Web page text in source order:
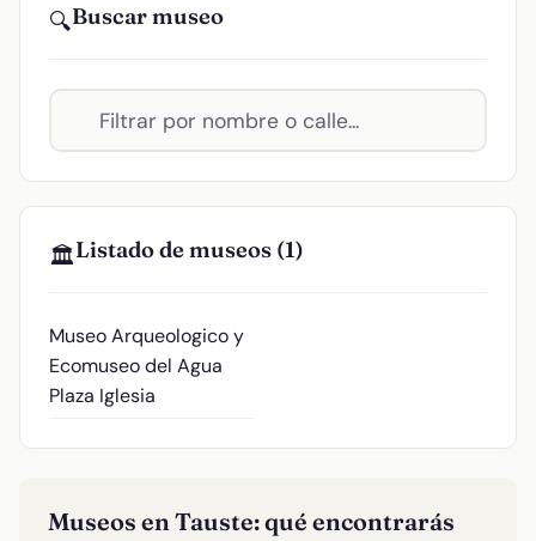
🔍Buscar museo
🏛️Listado de museos (1)
Museo Arqueologico y
Ecomuseo del Agua
Plaza Iglesia
Museos en Tauste: qué encontrarás